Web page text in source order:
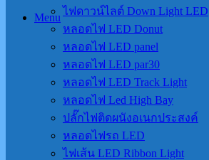
Menu
ไฟดาวน์ไลต์ Down Light LED
หลอดไฟ LED Donut
หลอดไฟ LED panel
หลอดไฟ LED par30
หลอดไฟ LED Track Light
หลอดไฟ Led High Bay
ปลั๊กไฟติดผนังอเนกประสงค์
หลอดไฟรถ LED
ไฟเส้น LED Ribbon Light